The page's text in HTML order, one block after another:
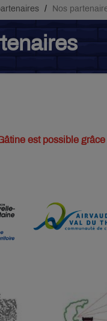
Nos
est possible